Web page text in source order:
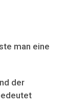
man eine
der